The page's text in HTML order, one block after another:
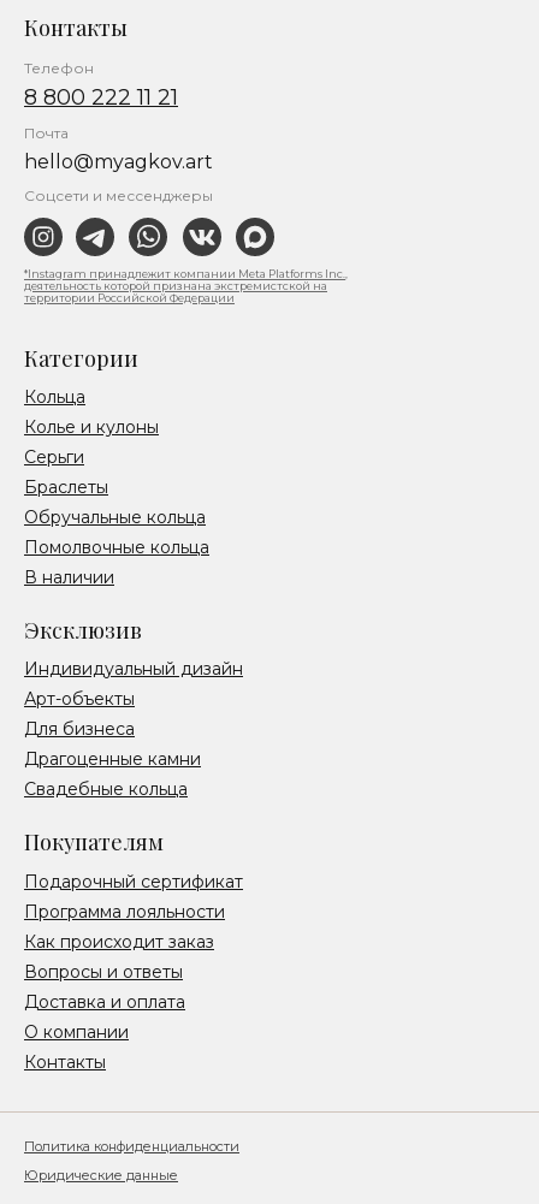
Контакты
Покупателям
Эксклюзив
Категории
Телефон
Контакты
О компании
Доставка и оплата
Вопросы и ответы
Как происходит заказ
Подарочный сертификат
Свадебные кольца
Драгоценные камни
Для бизнеса
Арт-объекты
Индивидуальный дизайн
Помолвочные кольца
Обручальные кольца
Браслеты
Серьги
Колье и кулоны
Кольца
Соцсети и мессенджеры
hello@myagkov.art
Почта
8 800 222 11 21
Политика конфиденциальности
*Instagram принадлежит компании Meta Platforms Inc.,
деятельность которой признана экстремистской на
территории Российской Федерации
Юридические данные
Программа лояльности
В наличии